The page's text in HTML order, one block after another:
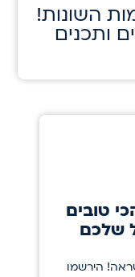
!עקבו אחרינו בפלטפורמות השונות
ותכנים
טובים
שלכם
הירשמו